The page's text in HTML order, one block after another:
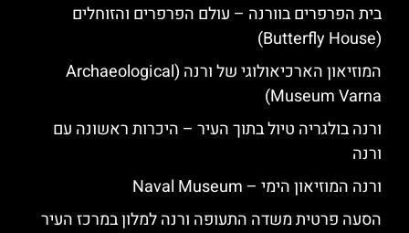
בית הפרפרים בוורנה – עולם הפרפרים והזוחלים
(Butterfly House)
המוזיאון הארכיאולוגי של ורנה (Archaeological
Museum Varna)
ורנה בולגריה טיול בתוך העיר – היכרות ראשונה עם
ורנה
ורנה המוזיאון הימי – Naval Museum
הסעה פרטית משדה התעופה ורנה למלון במרכז העיר